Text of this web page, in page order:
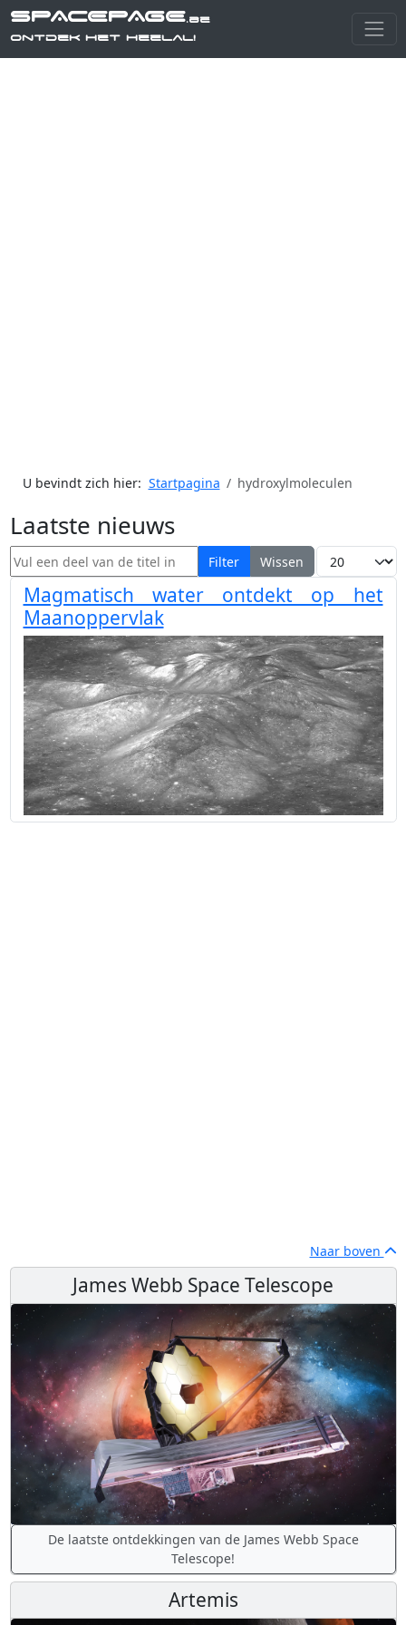
SPACEPAGE.be
Ontdek het heelal!
U bevindt zich hier: Startpagina hydroxylmoleculen
Laatste nieuws
Vul een deel van de titel in Filter Wissen Toon #
Magmatisch water ontdekt op het
Maanoppervlak
Naar boven
James Webb Space Telescope
De laatste ontdekkingen van de James Webb Space
Telescope!
Artemis